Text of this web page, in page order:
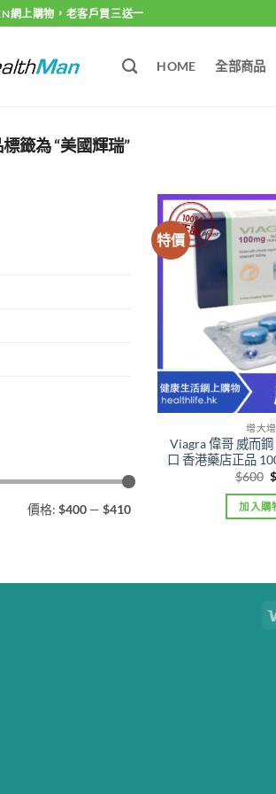
網上購物，老客戶買三送一
HOME 全部商品
籤為 “美國輝瑞”
價格: $400 — $410
特價
增大
Viagra 偉哥 威而
口 香港藥店正品
$600 $
加入購